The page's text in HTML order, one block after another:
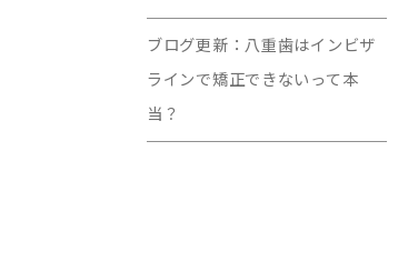
ブログ更新：八重歯はインビザ
ラインで矯正できないって本
当？